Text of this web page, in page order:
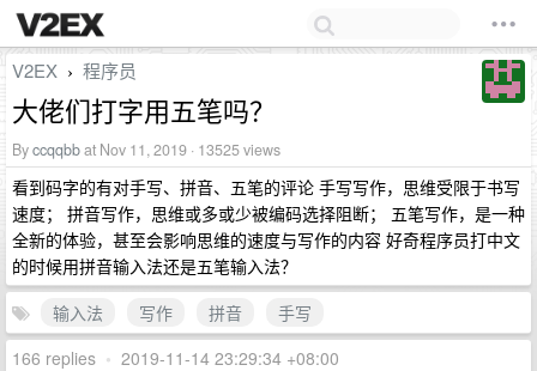
V2EX › 程序员
大佬们打字用五笔吗？
Byccqqbbat Nov 11, 2019 · 13525 views
看到码字的有对手写、拼音、五笔的评论 手写写作，思维受限于书写
速度； 拼音写作，思维或多或少被编码选择阻断； 五笔写作，是一种
全新的体验，甚至会影响思维的速度与写作的内容 好奇程序员打中文
的时候用拼音输入法还是五笔输入法？
输入法
写作 拼音
手写
166 replies • 2019-11-14 23:29:34 +08:00